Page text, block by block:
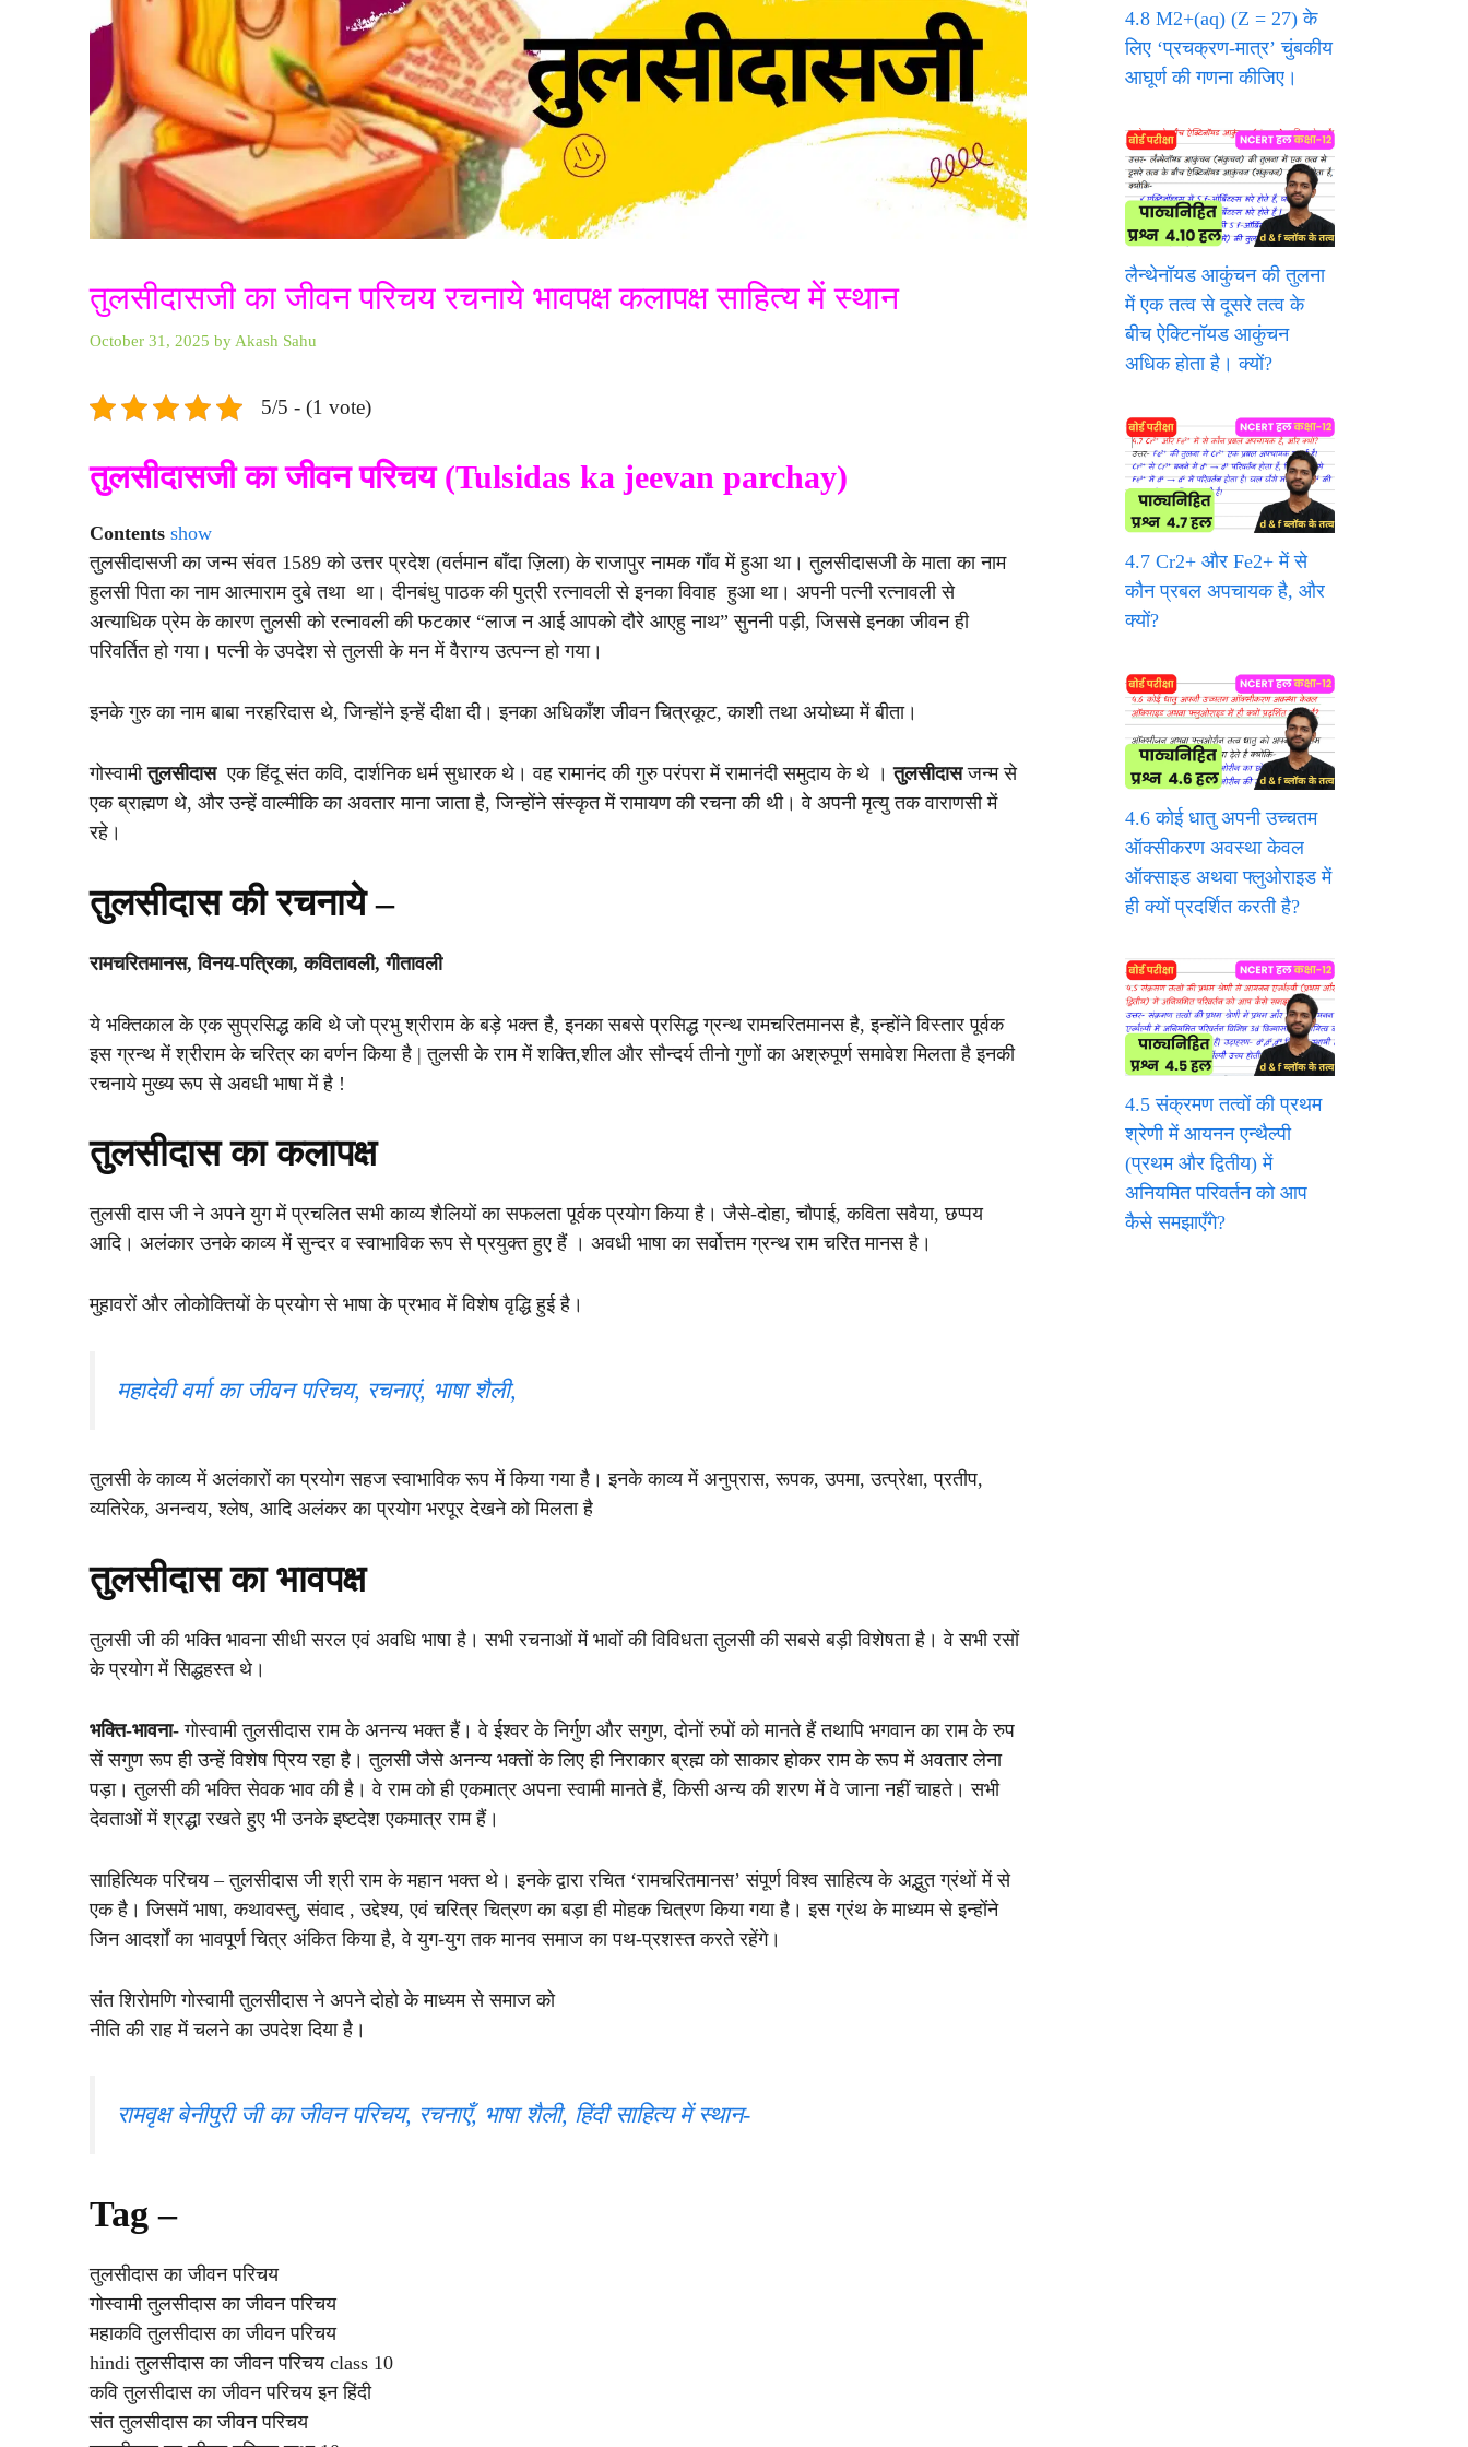
तुलसीदासजी का जीवन परिचय रचनाये भावपक्ष कलापक्ष साहित्य में स्थान
October 31, 2025 byAkash Sahu
5/5 - (1 vote)
तुलसीदासजी का जीवन परिचय(Tulsidas ka jeevan parchay)
Contents show
तुलसीदासजी का जन्म संवत 1589 को उत्तर प्रदेश (वर्तमान बाँदा ज़िला) के राजापुर नामक गाँव में हुआ था। तुलसीदासजी के माता का नाम
हुलसी पिता का नाम आत्माराम दुबे तथा था। दीनबंधु पाठक की पुत्री रत्नावली से इनका विवाह हुआ था। अपनी पत्नी रत्नावली से
अत्याधिक प्रेम के कारण तुलसी को रत्नावली की फटकार “लाज न आई आपको दौरे आएहु नाथ” सुननी पड़ी, जिससे इनका जीवन ही
परिवर्तित हो गया। पत्नी के उपदेश से तुलसी के मन में वैराग्य उत्पन्न हो गया।
इनके गुरु का नाम बाबा नरहरिदास थे, जिन्होंने इन्हें दीक्षा दी। इनका अधिकाँश जीवन चित्रकूट, काशी तथा अयोध्या में बीता।
गोस्वामीतुलसीदासएक हिंदू संत कवि, दार्शनिक धर्म सुधारक थे। वह रामानंद की गुरु परंपरा में रामानंदी समुदाय के थे ।तुलसीदासजन्म से
एक ब्राह्मण थे, और उन्हें वाल्मीकि का अवतार माना जाता है, जिन्होंने संस्कृत में रामायण की रचना की थी। वे अपनी मृत्यु तक वाराणसी में
रहे।
तुलसीदास की रचनाये –
रामचरितमानस, विनय-पत्रिका, कवितावली, गीतावली
ये भक्तिकाल के एक सुप्रसिद्ध कवि थे जो प्रभु श्रीराम के बड़े भक्त है, इनका सबसे प्रसिद्ध ग्रन्थ रामचरितमानस है, इन्होंने विस्तार पूर्वक
इस ग्रन्थ में श्रीराम के चरित्र का वर्णन किया है | तुलसी के राम में शक्ति,शील और सौन्दर्य तीनो गुणों का अश्रुपूर्ण समावेश मिलता है इनकी
रचनाये मुख्य रूप से अवधी भाषा में है !
तुलसीदास का कलापक्ष
तुलसी दास जी ने अपने युग में प्रचलित सभी काव्य शैलियों का सफलता पूर्वक प्रयोग किया है। जैसे-दोहा, चौपाई, कविता सवैया, छप्पय
आदि। अलंकार उनके काव्य में सुन्दर व स्वाभाविक रूप से प्रयुक्त हुए हैं । अवधी भाषा का सर्वोत्तम ग्रन्थ राम चरित मानस है।
मुहावरों और लोकोक्तियों के प्रयोग से भाषा के प्रभाव में विशेष वृद्धि हुई है।
महादेवी वर्मा का जीवन परिचय, रचनाएं, भाषा शैली,
तुलसी के काव्य में अलंकारों का प्रयोग सहज स्वाभाविक रूप में किया गया है। इनके काव्य में अनुप्रास, रूपक, उपमा, उत्प्रेक्षा, प्रतीप,
व्यतिरेक, अनन्वय, श्लेष, आदि अलंकर का प्रयोग भरपूर देखने को मिलता है
तुलसीदास का भावपक्ष
तुलसी जी की भक्ति भावना सीधी सरल एवं अवधि भाषा है। सभी रचनाओं में भावों की विविधता तुलसी की सबसे बड़ी विशेषता है। वे सभी रसों
के प्रयोग में सिद्धहस्त थे।
भक्ति-भावना- गोस्वामी तुलसीदास राम के अनन्य भक्त हैं। वे ईश्वर के निर्गुण और सगुण, दोनों रुपों को मानते हैं तथापि भगवान का राम के रुप
सें सगुण रूप ही उन्हें विशेष प्रिय रहा है। तुलसी जैसे अनन्य भक्तों के लिए ही निराकार ब्रह्म को साकार होकर राम के रूप में अवतार लेना
पड़ा। तुलसी की भक्ति सेवक भाव की है। वे राम को ही एकमात्र अपना स्वामी मानते हैं, किसी अन्य की शरण में वे जाना नहीं चाहते। सभी
देवताओं में श्रद्धा रखते हुए भी उनके इष्टदेश एकमात्र राम हैं।
साहित्यिक परिचय – तुलसीदास जी श्री राम के महान भक्त थे। इनके द्वारा रचित ‘रामचरितमानस’ संपूर्ण विश्व साहित्य के अद्भुत ग्रंथों में से
एक है। जिसमें भाषा, कथावस्तु, संवाद , उद्देश्य, एवं चरित्र चित्रण का बड़ा ही मोहक चित्रण किया गया है। इस ग्रंथ के माध्यम से इन्होंने
जिन आदर्शों का भावपूर्ण चित्र अंकित किया है, वे युग-युग तक मानव समाज का पथ-प्रशस्त करते रहेंगे।
संत शिरोमणि गोस्वामी तुलसीदास ने अपने दोहो के माध्यम से समाज को
नीति की राह में चलने का उपदेश दिया है।
रामवृक्ष बेनीपुरी जी का जीवन परिचय, रचनाएँ, भाषा शैली, हिंदी साहित्य में स्थान-
Tag –
तुलसीदास का जीवन परिचय
गोस्वामी तुलसीदास का जीवन परिचय
महाकवि तुलसीदास का जीवन परिचय
hindi तुलसीदास का जीवन परिचय class 10
कवि तुलसीदास का जीवन परिचय इन हिंदी
संत तुलसीदास का जीवन परिचय
4.8 M2+(aq) (Z = 27) के
लिए ‘प्रचक्रण-मात्र’ चुंबकीय
आघूर्ण की गणना कीजिए।
लैन्थेनॉयड आकुंचन की तुलना
में एक तत्व से दूसरे तत्व के
बीच ऐक्टिनॉयड आकुंचन
अधिक होता है। क्यों?
4.7 Cr2+ और Fe2+ में से
कौन प्रबल अपचायक है, और
क्यों?
4.6 कोई धातु अपनी उच्चतम
ऑक्सीकरण अवस्था केवल
ऑक्साइड अथवा फ्लुओराइड में
ही क्यों प्रदर्शित करती है?
4.5 संक्रमण तत्वों की प्रथम
श्रेणी में आयनन एन्थैल्पी
(प्रथम और द्वितीय) में
अनियमित परिवर्तन को आप
कैसे समझाएँगे?